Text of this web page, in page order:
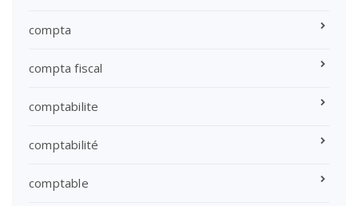
compta
compta fiscal
comptabilite
comptabilité
comptable